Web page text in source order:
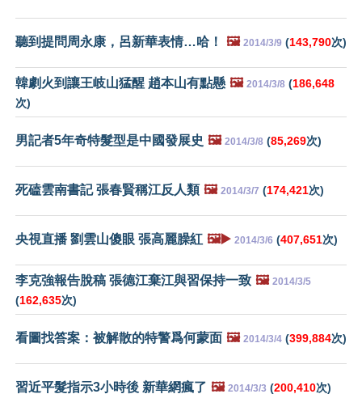
聽到提問周永康，呂新華表情…哈！ 🖼️ 2014/3/9 (143,790次)
韓劇火到讓王岐山猛醒 趙本山有點懸 🖼️ 2014/3/8 (186,648
次)
男記者5年奇特髮型是中國發展史 🖼️ 2014/3/8 (85,269次)
死磕雲南書記 張春賢稱江反人類 🖼️ 2014/3/7 (174,421次)
央視直播 劉雲山傻眼 張高麗臊紅 🖼️▶️ 2014/3/6 (407,651次)
李克強報告脫稿 張德江棄江與習保持一致 🖼️ 2014/3/5
(162,635次)
看圖找答案：被解散的特警爲何蒙面 🖼️ 2014/3/4 (399,884次)
習近平髮指示3小時後 新華網瘋了 🖼️ 2014/3/3 (200,410次)